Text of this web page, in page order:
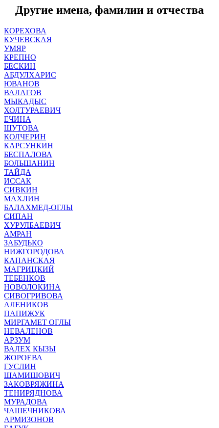
Другие имена, фамилии и отчества
КОРЕХОВА
КУЧЕВСКАЯ
УМЯР
КРЕПНО
БЕСКИН
АБДУЛХАРИС
ЮВАНОВ
ВАЛАГОВ
МЫКАДЫС
ХОЛТУРАЕВИЧ
ЕЧИНА
ШУТОВА
КОЛЧЕРИН
КАРСУНКИН
БЕСПАЛОВА
БОЛЬШАНИН
ТАЙДА
ИССАК
СИВКИН
МАХЛИН
БАЛАХМЕД-ОГЛЫ
СИПАН
ХУРУЛБАЕВИЧ
АМРАН
ЗАБУДЬКО
НИЖГОРОДОВА
КАПАНСКАЯ
МАГРИЦКИЙ
ТЕБЕНКОВ
НОВОЛОКИНА
СИВОГРИВОВА
АЛЕНИКОВ
ПАПИЖУК
МИРГАМЕТ ОГЛЫ
НЕВАЛЕНОВ
АРЗУМ
ВАЛЕХ КЫЗЫ
ЖОРОЕВА
ГУСЛИН
ШАМИШОВИЧ
ЗАКОВРЯЖИНА
ТЕНИРЯДНОВА
МУРАДОВА
ЧАШЕЧНИКОВА
АРМИЗОНОВ